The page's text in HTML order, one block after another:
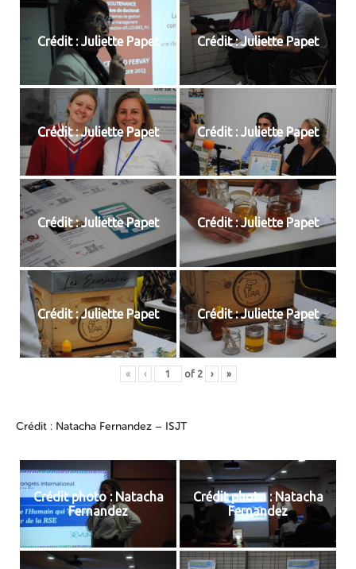
Crédit : Juliette Papet Crédit : Juliette Papet
Crédit : Juliette Papet Crédit : Juliette Papet
Crédit : Juliette Papet Crédit : Juliette Papet
Crédit : Juliette Papet Crédit : Juliette Papet
« ‹ of 2 › »
Crédit : Natacha Fernandez – ISJT
Crédit photo : Natacha
Fernandez
Crédit photo : Natacha
Fernandez